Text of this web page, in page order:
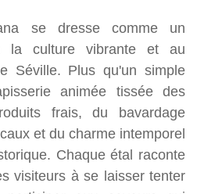
se dresse comme un
la culture vibrante et au
Séville. Plus qu'un simple
animée tissée des
frais, du bavardage
et du charme intemporel
Chaque étal raconte
visiteurs à se laisser tenter